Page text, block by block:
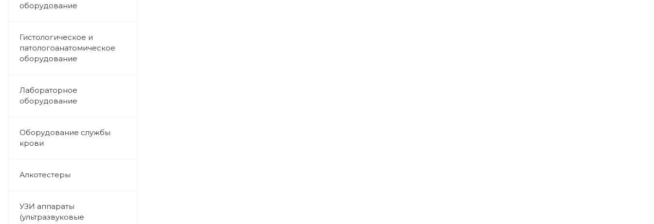
оборудование
Гистологическое и
патологоанатомическое
оборудование
Лабораторное
оборудование
Оборудование службы
крови
Алкотестеры
УЗИ аппараты
(ультразвуковые